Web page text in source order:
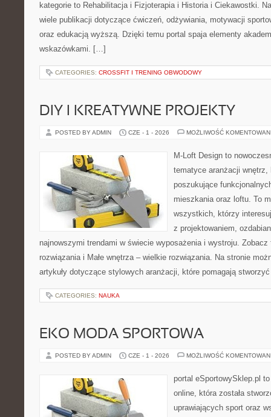
kategorie to Rehabilitacja i Fizjoterapia i Historia i Ciekawostki.
wiele publikacji dotyczące ćwiczeń, odżywiania, motywacji
oraz edukacją wyższą. Dzięki temu portal spaja elementy
wskazówkami. […]
CATEGORIES: CROSSFIT I TRENING OBWODOWY
DIY I KREATYWNE PROJEKTY
POSTED BY ADMIN CZE - 1 - 2026 MOŻLIWOŚĆ
M-Loft Design to
tematyce aranżacji
poszukujące
mieszkania oraz loftu. To
wszystkich, którzy
z projektowaniem,
najnowszymi trendami w świecie wyposażenia i wystroju. Zobacz
rozwiązania i Małe wnętrza – wielkie rozwiązania. Na stronie
artykuły dotyczące stylowych aranżacji, które pomagają
CATEGORIES: NAUKA
EKO MODA SPORTOWA
POSTED BY ADMIN CZE - 1 - 2026 MOŻLIWOŚĆ
portal eSportowySklep.pl
online, która została
uprawiających sport oraz